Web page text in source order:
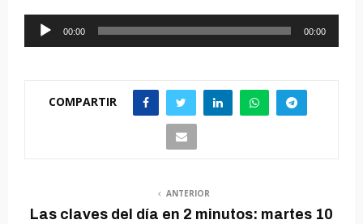
e
00:00 00:00
COMPARTIR
ANTERIOR
Las claves del día en 2 minutos: martes 10